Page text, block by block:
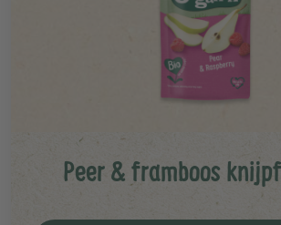
Peer & framboos